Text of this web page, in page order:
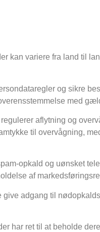
kan variere fra land til
og sikre
med
aflytning og
til overvågning,
opkald og uønsket
af
adgang til
har ret til at beholde